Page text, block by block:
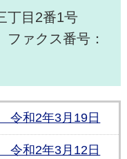
丁目2番1号
ァクス番号：
令和2年3月19日
令和2年3月12日